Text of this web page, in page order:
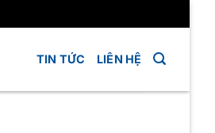
TIN TỨC LIÊN HỆ